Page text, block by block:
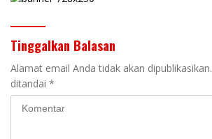
Tinggalkan Balasan
Alamat email Anda tidak akan dipublikasikan.
ditandai *